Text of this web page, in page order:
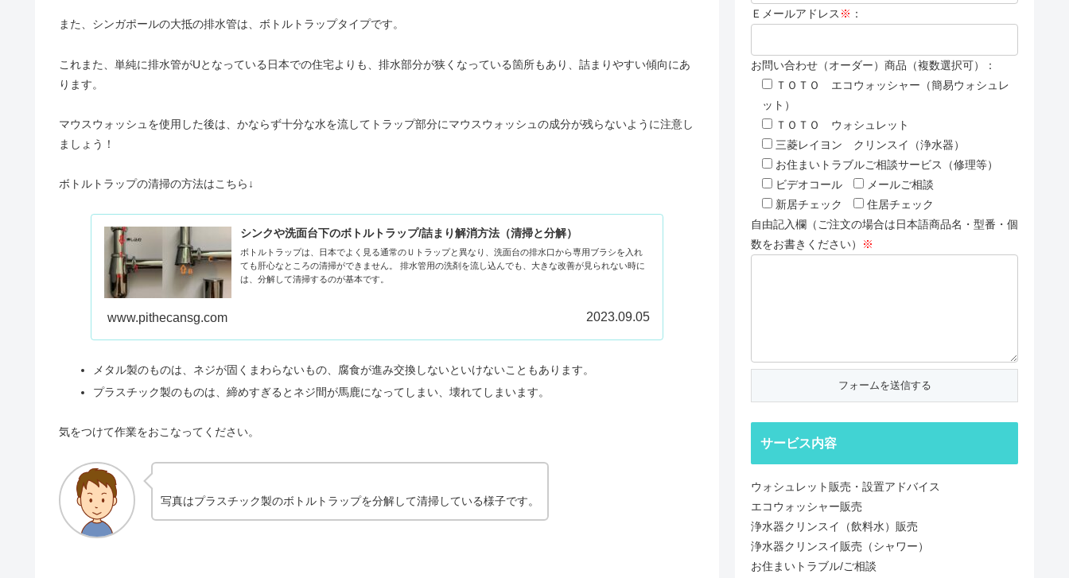
また、シンガポールの大抵の排水管は、ボトルトラップタイプです。
これまた、単純に排水管がUとなっている日本での住宅よりも、排水部分が狭くなっている箇所もあり、詰まりやすい傾向にあ
ります。
マウスウォッシュを使用した後は、かならず十分な水を流してトラップ部分にマウスウォッシュの成分が残らないように注意し
ましょう！
ボトルトラップの清掃の方法はこちら↓
シンクや洗面台下のボトルトラップ/詰まり解消方法（清掃と分解）
ボトルトラップは、日本でよく見る通常のＵトラップと異なり、洗面台の排水口から専用ブラシを入れ
ても肝心なところの清掃ができません。 排水管用の洗剤を流し込んでも、大きな改善が見られない時に
は、分解して清掃するのが基本です。
www.pithecansg.com 2023.09.05
メタル製のものは、ネジが固くまわらないもの、腐食が進み交換しないといけないこともあります。
プラスチック製のものは、締めすぎるとネジ間が馬鹿になってしまい、壊れてしまいます。
気をつけて作業をおこなってください。
写真はプラスチック製のボトルトラップを分解して清掃している様子です。
Ｅメールアドレス ※ ：
お問い合わせ（オーダー）商品（複数選択可）：
ＴＯＴＯ エコウォッシャー（簡易ウォシュレ
ット）
ＴＯＴＯ ウォシュレット
三菱レイヨン クリンスイ（浄水器）
お住まいトラブルご相談サービス（修理等）
ビデオコール
メールご相談
新居チェック
住居チェック
自由記入欄（ご注文の場合は日本語商品名・型番・個
数をお書きください）
※
サービス内容
ウォシュレット販売・設置アドバイス
エコウォッシャー販売
浄水器クリンスイ（飲料水）販売
浄水器クリンスイ販売（シャワー）
お住まいトラブル/ご相談